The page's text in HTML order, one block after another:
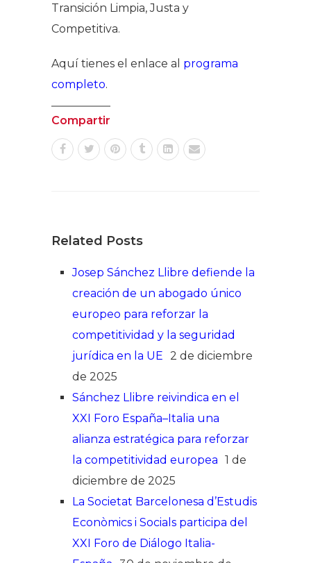
Transición Limpia, Justa y
Competitiva.
Aquí tienes el enlace al programa
completo.
Compartir
Related Posts
Josep Sánchez Llibre defiende la
creación de un abogado único
europeo para reforzar la
competitividad y la seguridad
jurídica en la UE 2 de diciembre
de 2025
Sánchez Llibre reivindica en el
XXI Foro España–Italia una
alianza estratégica para reforzar
la competitividad europea 1 de
diciembre de 2025
La Societat Barcelonesa d’Estudis
Econòmics i Socials participa del
XXI Foro de Diálogo Italia-